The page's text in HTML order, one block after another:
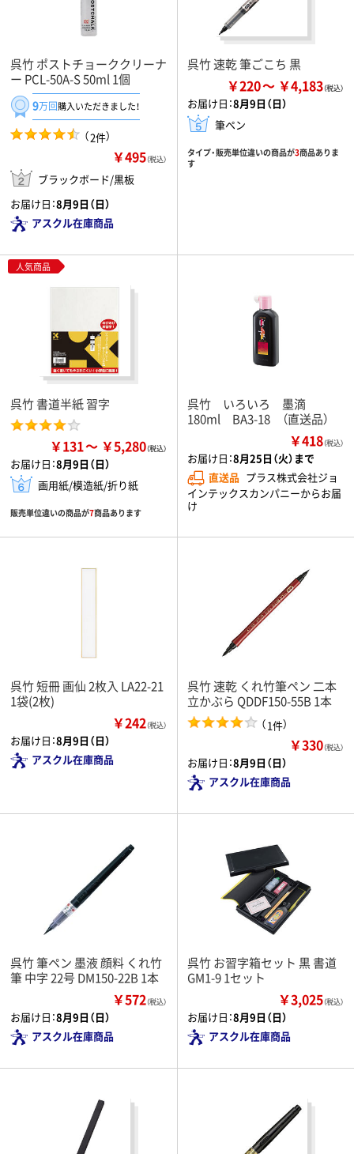
呉竹 ポストチョーククリーナ
ー PCL-50A-S 50ml 1個
9万回購入いただきました！
（2件）
￥495（税込）
ブラックボード/黒板
お届け日：8月9日（日）
アスクル在庫商品
呉竹 速乾 筆ごこち 黒
￥220 ￥4,183
お届け日：8月9日（日）
筆ペン
タイプ・販売単位違いの商品が3商品ありま
す
人気商品
呉竹 書道半紙 習字
￥131 ￥5,280
お届け日：8月9日（日）
画用紙/模造紙/折り紙
販売単位違いの商品が7商品あります
呉竹 いろいろ 墨滴
180ml BA3-18 （直送品）
￥418（税込）
お届け日：8月25日（火）まで
直送品 プラス株式会社ジョ
インテックスカンパニーからお届
け
呉竹 短冊 画仙 2枚入 LA22-21
1袋(2枚)
￥242（税込）
お届け日：8月9日（日）
アスクル在庫商品
呉竹 速乾 くれ竹筆ペン 二本
立かぶら QDDF150-55B 1本
（1件）
￥330（税込）
お届け日：8月9日（日）
アスクル在庫商品
呉竹 筆ペン 墨液 顔料 くれ竹
筆 中字 22号 DM150-22B 1本
￥572（税込）
お届け日：8月9日（日）
アスクル在庫商品
呉竹 お習字箱セット 黒 書道
GM1-9 1セット
￥3,025（税込）
お届け日：8月9日（日）
アスクル在庫商品